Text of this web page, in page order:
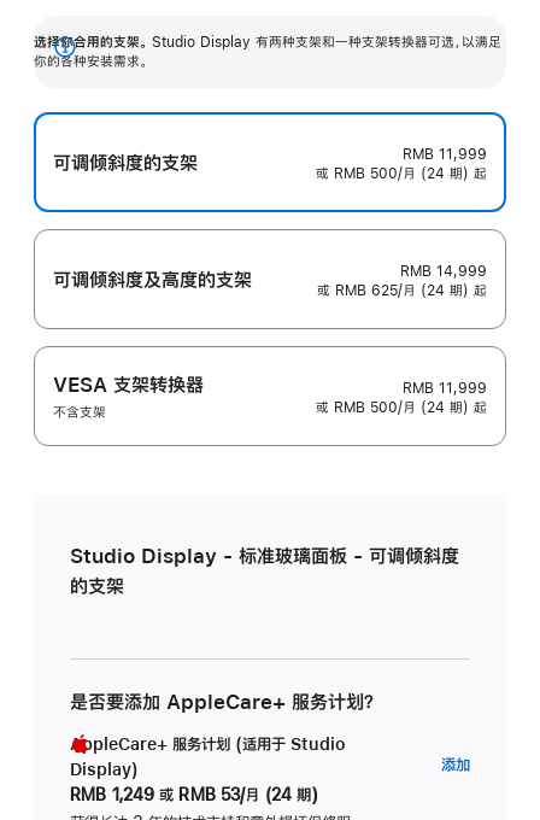
选择你合用的支架。 Studio Display 有两种支架和一种支架转换器可选，以满足
你的各种安装需求。
展
可调倾斜度的支架
RMB 11,999
或 RMB 500/月 (24 期) 起
可调倾斜度及高‍度的支‍架
RMB 14,999
或 RMB 625/月 (24 期) 起
VESA 支架转换器
不含支架
RMB 11,999
或 RMB 500/月 (24 期) 起
Studio Display - 标准玻璃面板 - 可调倾斜度
的支架
是否要添加 AppleCare+ 服务计划？
AppleCare+ 服务计划 (适用于 Studio
Display)
RMB 1,249 或 RMB 53/月 (24 期)
添加